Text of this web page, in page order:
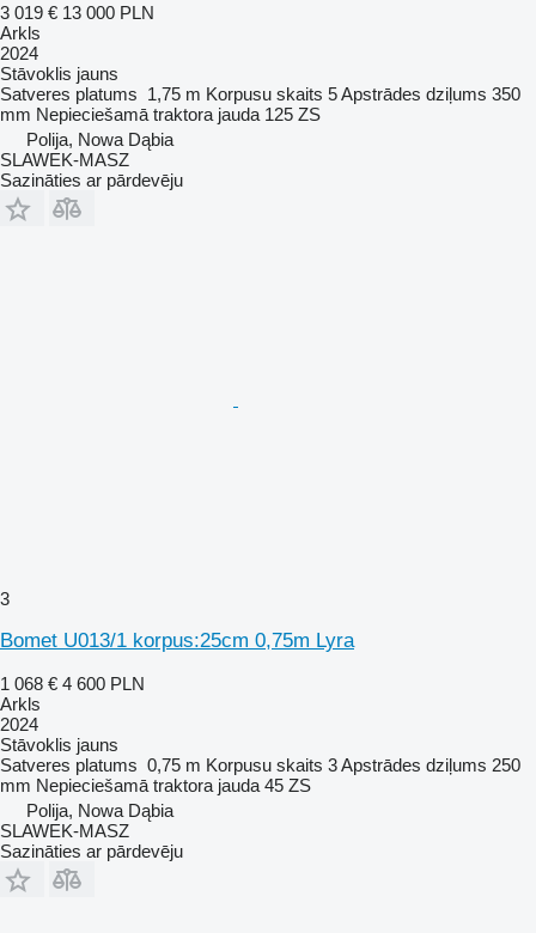
3 019 € 13 000 PLN
Arkls
2024
Stāvoklis jauns
Satveres platums 1,75 m Korpusu skaits 5Apstrādes dziļums 350
mm Nepieciešamā traktora jauda 125 ZS
Polija, Nowa Dąbia
SLAWEK-MASZ
Sazināties ar pārdevēju
3
Bomet U013/1 korpus:25cm 0,75m Lyra
1 068 € 4 600 PLN
Arkls
2024
Stāvoklis jauns
Satveres platums 0,75 m Korpusu skaits 3Apstrādes dziļums 250
mm Nepieciešamā traktora jauda 45 ZS
Polija, Nowa Dąbia
SLAWEK-MASZ
Sazināties ar pārdevēju